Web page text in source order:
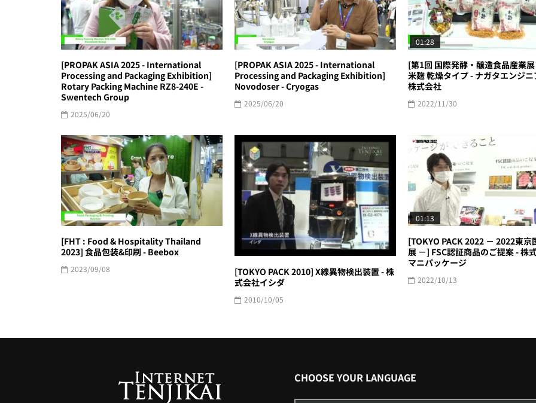
[PROPAK ASIA 2025 - International
Processing and Packaging Exhibition]
Rotary Packing Machine RZ8-240E -
Swentech Group
2025/06/20
[PROPAK ASIA 2025 - International
Processing and Packaging Exhibition]
Novodoser - Cryogas
2025/06/20
01:28
[第1回 国際発酵・醸造食品産業
米麹 乾燥タイプ - ナガタエンジ
株式会社
2022/11/30
[FHT : Food & Hospitality Thailand
2023] 食品包装&印刷 - Beebox
2023/09/08
[TOKYO PACK 2010] X線異物検出装置 - 株
式会社イシダ
2010/10/05
01:13
[TOKYO PACK 2022 － 2022東京
展 －] FSC認証商品のご提案 - 株
マニパッケージ
2022/10/13
CHOOSE YOUR LANGUAGE